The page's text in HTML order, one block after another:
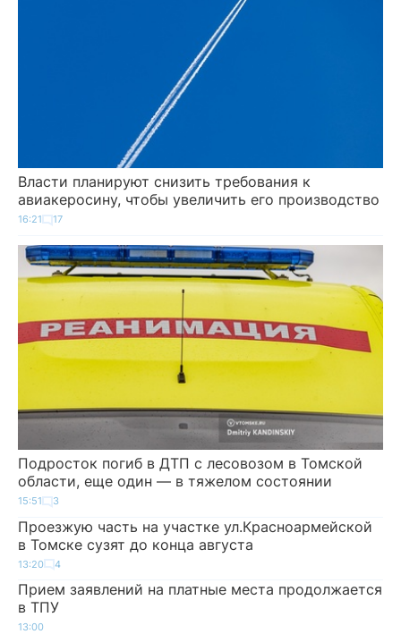
Власти планируют снизить требования к
авиакеросину, чтобы увеличить его производство
16:21 17
Подросток погиб в ДТП с лесовозом в Томской
области, еще один — в тяжелом состоянии
15:51 3
Проезжую часть на участке ул.Красноармейской
в Томске сузят до конца августа
13:20 4
Прием заявлений на платные места продолжается
в ТПУ
13:00